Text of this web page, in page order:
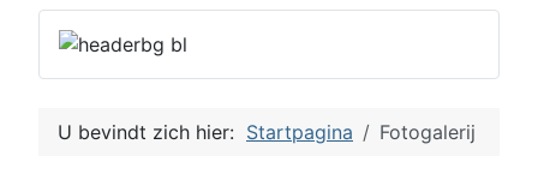
U bevindt zich hier: Startpagina Fotogalerij